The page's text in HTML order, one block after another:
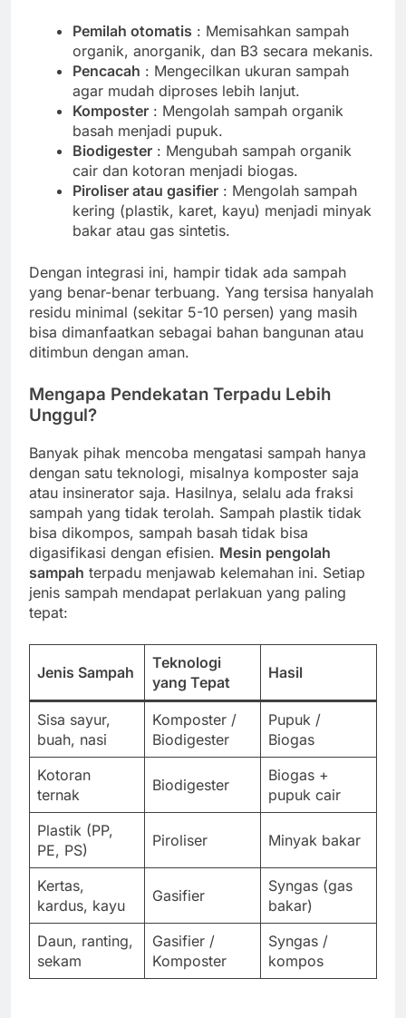
Pemilah otomatis : Memisahkan sampah
organik, anorganik, dan B3 secara mekanis.
Pencacah : Mengecilkan ukuran sampah
agar mudah diproses lebih lanjut.
Komposter : Mengolah sampah organik
basah menjadi pupuk.
Biodigester : Mengubah sampah organik
cair dan kotoran menjadi biogas.
Piroliser atau gasifier : Mengolah sampah
kering (plastik, karet, kayu) menjadi minyak
bakar atau gas sintetis.
Dengan integrasi ini, hampir tidak ada sampah
yang benar-benar terbuang. Yang tersisa hanyalah
residu minimal (sekitar 5-10 persen) yang masih
bisa dimanfaatkan sebagai bahan bangunan atau
ditimbun dengan aman.
Mengapa Pendekatan Terpadu Lebih
Unggul?
Banyak pihak mencoba mengatasi sampah hanya
dengan satu teknologi, misalnya komposter saja
atau insinerator saja. Hasilnya, selalu ada fraksi
sampah yang tidak terolah. Sampah plastik tidak
bisa dikompos, sampah basah tidak bisa
digasifikasi dengan efisien. Mesin pengolah
sampah terpadu menjawab kelemahan ini. Setiap
jenis sampah mendapat perlakuan yang paling
tepat:
Jenis Sampah
Teknologi
yang Tepat
Hasil
Sisa sayur,
buah, nasi
Komposter /
Biodigester
Pupuk /
Biogas
Kotoran
ternak
Biodigester
Biogas +
pupuk cair
Plastik (PP,
PE, PS)
Piroliser Minyak bakar
Kertas,
kardus, kayu
Gasifier
Syngas (gas
bakar)
Daun, ranting,
sekam
Gasifier /
Komposter
Syngas /
kompos